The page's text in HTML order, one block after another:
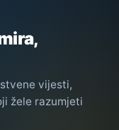
vijesti,
žele razumjeti